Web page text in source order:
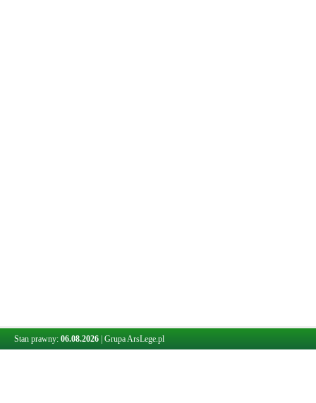
Stan prawny: 06.08.2026 Grupa ArsLege.pl